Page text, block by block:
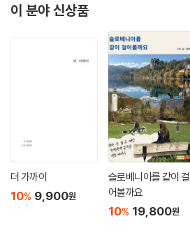
이 분야 신상품
더 가까이
10% 9,900원
슬로베니아를 같이 걸
어볼까요
10% 19,800원